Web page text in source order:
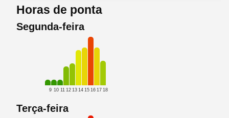
Horas de ponta
Segunda-feira
9 10 11 12 13 14 15 16 17 18
Terça-feira